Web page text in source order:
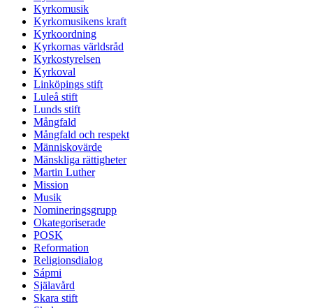
Kyrkomusik
Kyrkomusikens kraft
Kyrkoordning
Kyrkornas världsråd
Kyrkostyrelsen
Kyrkoval
Linköpings stift
Luleå stift
Lunds stift
Mångfald
Mångfald och respekt
Människovärde
Mänskliga rättigheter
Martin Luther
Mission
Musik
Nomineringsgrupp
Okategoriserade
POSK
Reformation
Religionsdialog
Sápmi
Själavård
Skara stift